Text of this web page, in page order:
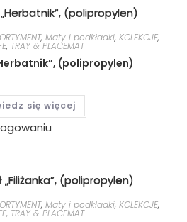
, Maty i podkładki, KOLEKCJE,
, TRAY & PLACEMAT
(polipropylen)
się więcej
, Maty i podkładki, KOLEKCJE,
, TRAY & PLACEMAT